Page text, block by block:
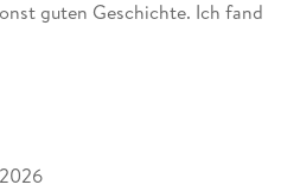
guten Geschichte. Ich fand